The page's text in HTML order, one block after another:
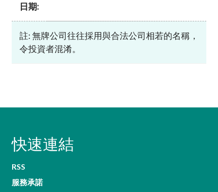
日期:
註: 無牌公司往往採用與合法公司相若的名稱，
令投資者混淆。
快速連結
RSS
服務承諾